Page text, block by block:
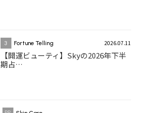
3 Fortune Telling 2026.07.11
【開運ビューティ】Skyの2026年下半
期占…